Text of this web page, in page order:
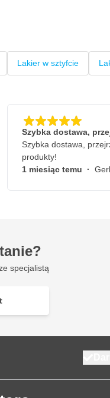
Lakier w sztyfcie
Szybka dostawa,
Szybka dostawa,
produkty!
1 miesiąc temu ·
specjalistą